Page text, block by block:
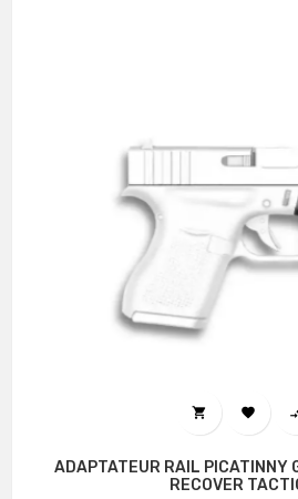
 
ADAPTATEUR RAIL PICATINNY
RECOVER